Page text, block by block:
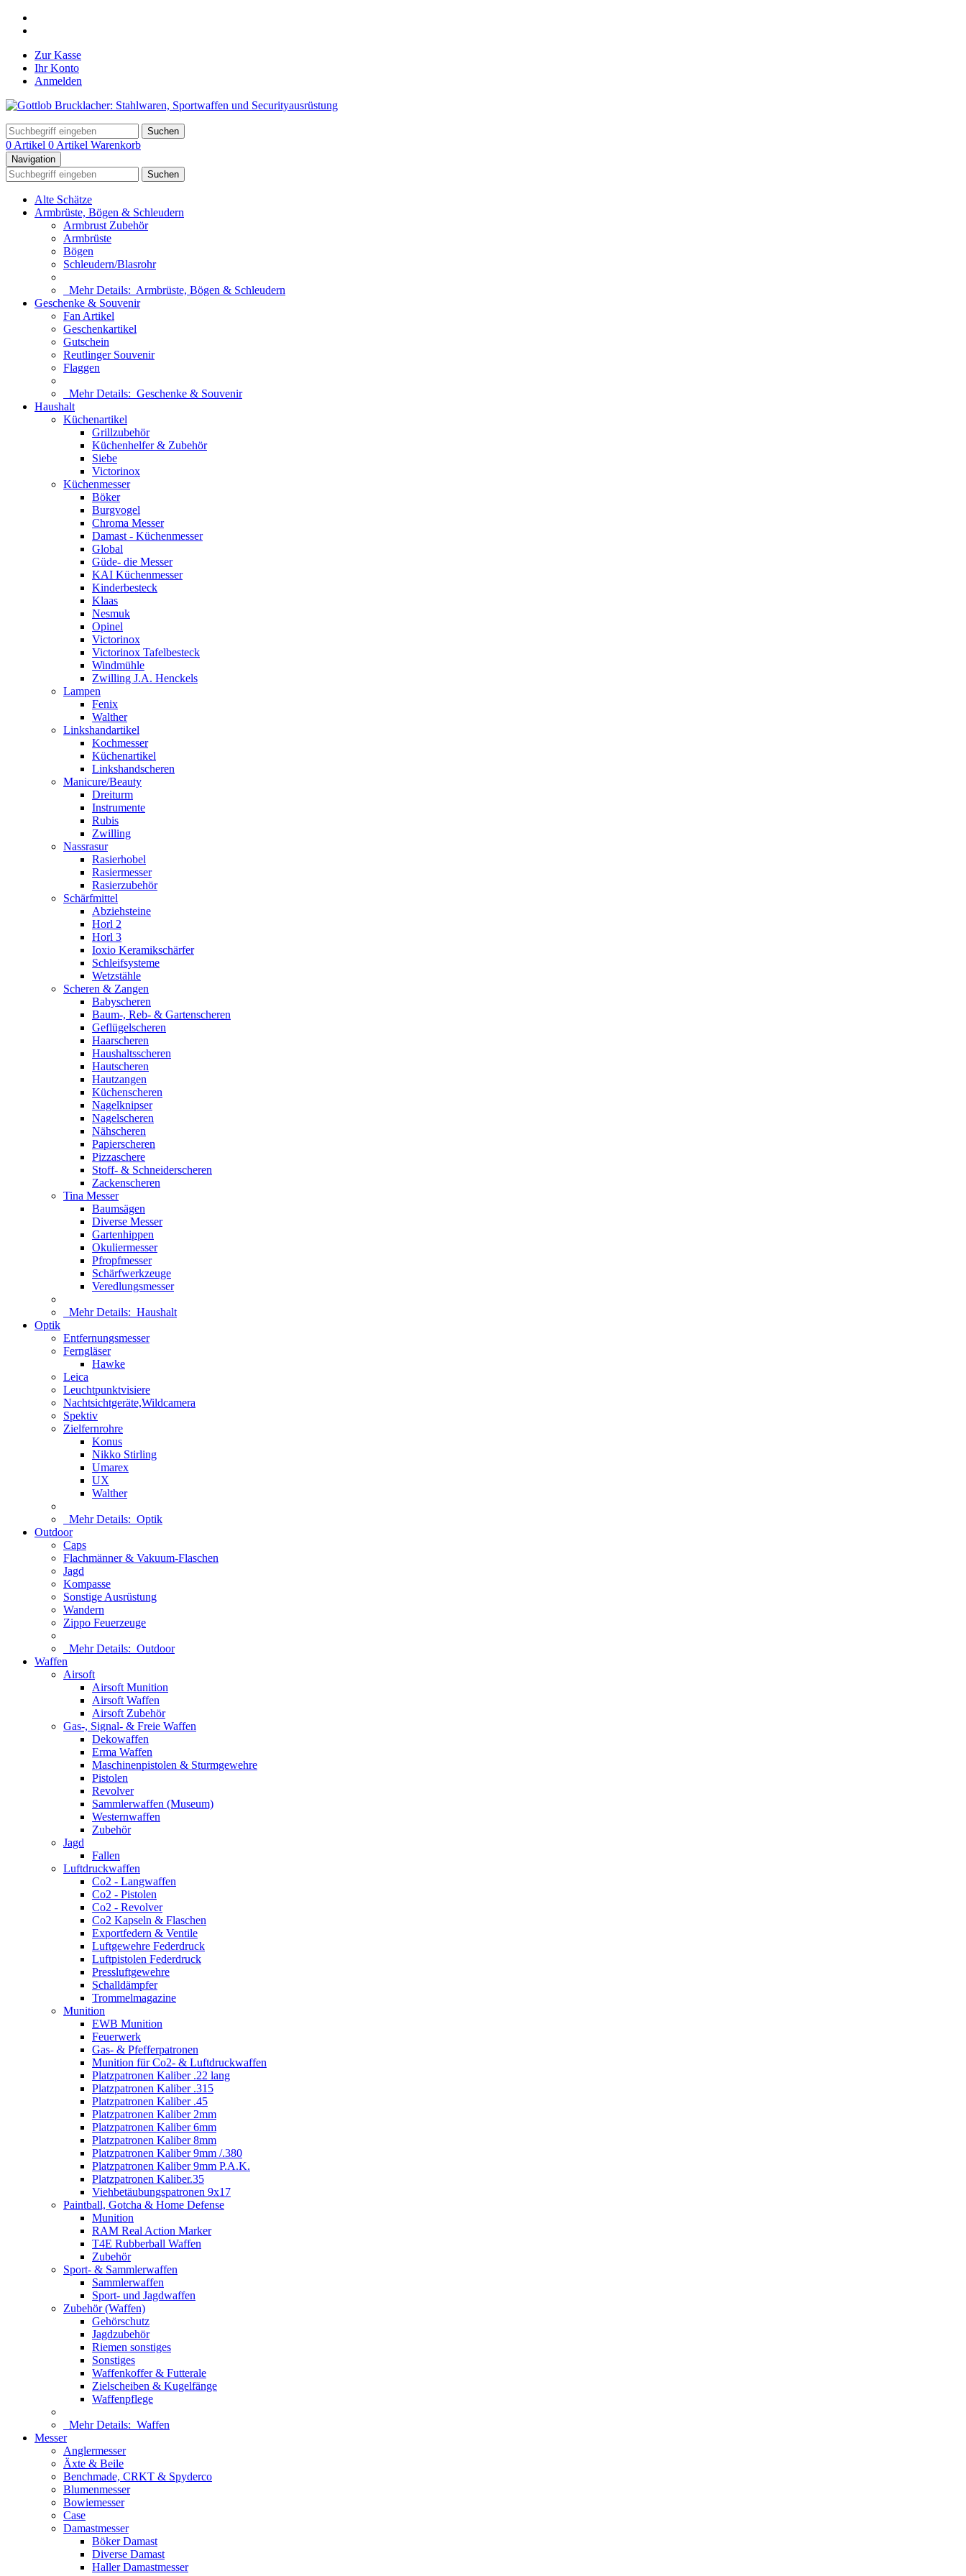
Zur Kasse
Ihr Konto
Anmelden
Suchen
0 Artikel 0 Artikel Warenkorb
Navigation
Suchen
Alte Schätze
Armbrüste, Bögen & Schleudern
Armbrust Zubehör
Armbrüste
Bögen
Schleudern/Blasrohr
Mehr Details: Armbrüste, Bögen & Schleudern
Geschenke & Souvenir
Fan Artikel
Geschenkartikel
Gutschein
Reutlinger Souvenir
Flaggen
Mehr Details: Geschenke & Souvenir
Haushalt
Küchenartikel
Grillzubehör
Küchenhelfer & Zubehör
Siebe
Victorinox
Küchenmesser
Böker
Burgvogel
Chroma Messer
Damast - Küchenmesser
Global
Güde- die Messer
KAI Küchenmesser
Kinderbesteck
Klaas
Nesmuk
Opinel
Victorinox
Victorinox Tafelbesteck
Windmühle
Zwilling J.A. Henckels
Lampen
Fenix
Walther
Linkshandartikel
Kochmesser
Küchenartikel
Linkshandscheren
Manicure/Beauty
Dreiturm
Instrumente
Rubis
Zwilling
Nassrasur
Rasierhobel
Rasiermesser
Rasierzubehör
Schärfmittel
Abziehsteine
Horl 2
Horl 3
Ioxio Keramikschärfer
Schleifsysteme
Wetzstähle
Scheren & Zangen
Babyscheren
Baum-, Reb- & Gartenscheren
Geflügelscheren
Haarscheren
Haushaltsscheren
Hautscheren
Hautzangen
Küchenscheren
Nagelknipser
Nagelscheren
Nähscheren
Papierscheren
Pizzaschere
Stoff- & Schneiderscheren
Zackenscheren
Tina Messer
Baumsägen
Diverse Messer
Gartenhippen
Okuliermesser
Pfropfmesser
Schärfwerkzeuge
Veredlungsmesser
Mehr Details: Haushalt
Optik
Entfernungsmesser
Ferngläser
Hawke
Leica
Leuchtpunktvisiere
Nachtsichtgeräte,Wildcamera
Spektiv
Zielfernrohre
Konus
Nikko Stirling
Umarex
UX
Walther
Mehr Details: Optik
Outdoor
Caps
Flachmänner & Vakuum-Flaschen
Jagd
Kompasse
Sonstige Ausrüstung
Wandern
Zippo Feuerzeuge
Mehr Details: Outdoor
Waffen
Airsoft
Airsoft Munition
Airsoft Waffen
Airsoft Zubehör
Gas-, Signal- & Freie Waffen
Dekowaffen
Erma Waffen
Maschinenpistolen & Sturmgewehre
Pistolen
Revolver
Sammlerwaffen (Museum)
Westernwaffen
Zubehör
Jagd
Fallen
Luftdruckwaffen
Co2 - Langwaffen
Co2 - Pistolen
Co2 - Revolver
Co2 Kapseln & Flaschen
Exportfedern & Ventile
Luftgewehre Federdruck
Luftpistolen Federdruck
Pressluftgewehre
Schalldämpfer
Trommelmagazine
Munition
EWB Munition
Feuerwerk
Gas- & Pfefferpatronen
Munition für Co2- & Luftdruckwaffen
Platzpatronen Kaliber .22 lang
Platzpatronen Kaliber .315
Platzpatronen Kaliber .45
Platzpatronen Kaliber 2mm
Platzpatronen Kaliber 6mm
Platzpatronen Kaliber 8mm
Platzpatronen Kaliber 9mm /.380
Platzpatronen Kaliber 9mm P.A.K.
Platzpatronen Kaliber.35
Viehbetäubungspatronen 9x17
Paintball, Gotcha & Home Defense
Munition
RAM Real Action Marker
T4E Rubberball Waffen
Zubehör
Sport- & Sammlerwaffen
Sammlerwaffen
Sport- und Jagdwaffen
Zubehör (Waffen)
Gehörschutz
Jagdzubehör
Riemen sonstiges
Sonstiges
Waffenkoffer & Futterale
Zielscheiben & Kugelfänge
Waffenpflege
Mehr Details: Waffen
Messer
Anglermesser
Äxte & Beile
Benchmade, CRKT & Spyderco
Blumenmesser
Bowiemesser
Case
Damastmesser
Böker Damast
Diverse Damast
Haller Damastmesser